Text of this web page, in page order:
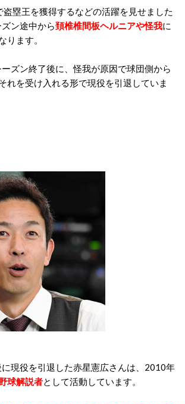
塁王を獲得するなどの活躍を見せました
ン途中から頚椎椎間板ヘルニアや怪我に
ります。
ズン終了後に、怪我が原因で球団側から
れを受け入れる形で現役を引退していま
現役を引退した赤星憲広さんは、2010年
球解説者として活動しています。